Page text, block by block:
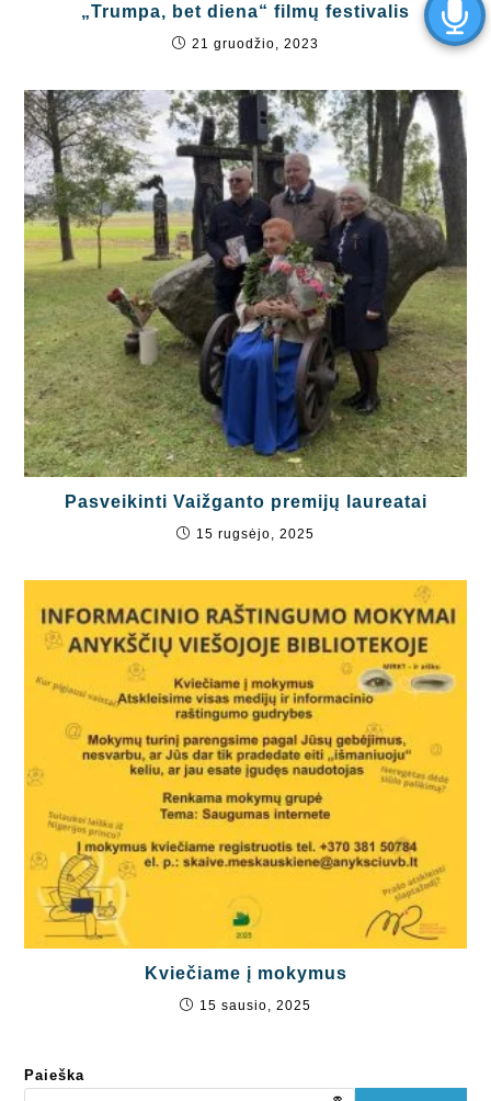
„Trumpa, bet diena“ filmų festivalis
21 gruodžio, 2023
Pasveikinti Vaižganto premijų laureatai
15 rugsėjo, 2025
Kviečiame į mokymus
15 sausio, 2025
Paieška